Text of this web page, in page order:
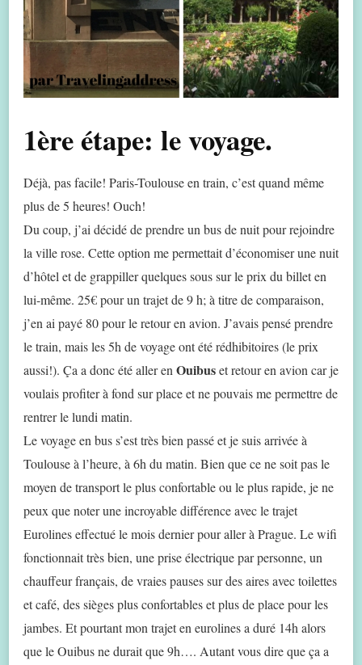
1ère étape: le voyage.
Déjà, pas facile! Paris-Toulouse en train, c’est quand même
plus de 5 heures! Ouch!
Du coup, j’ai décidé de prendre un bus de nuit pour rejoindre
la ville rose. Cette option me permettait d’économiser une nuit
d’hôtel et de grappiller quelques sous sur le prix du billet en
lui-même. 25€ pour un trajet de 9 h; à titre de comparaison,
j’en ai payé 80 pour le retour en avion. J’avais pensé prendre
le train, mais les 5h de voyage ont été rédhibitoires (le prix
aussi!). Ça a donc été aller en Ouibuset retour en avion car je
voulais profiter à fond sur place et ne pouvais me permettre de
rentrer le lundi matin.
Le voyage en bus s’est très bien passé et je suis arrivée à
Toulouse à l’heure, à 6h du matin. Bien que ce ne soit pas le
moyen de transport le plus confortable ou le plus rapide, je ne
peux que noter une incroyable différence avec le trajet
Eurolines effectué le mois dernier pour aller à Prague. Le wifi
fonctionnait très bien, une prise électrique par personne, un
chauffeur français, de vraies pauses sur des aires avec toilettes
et café, des sièges plus confortables et plus de place pour les
jambes. Et pourtant mon trajet en eurolines a duré 14h alors
que le Ouibus ne durait que 9h…. Autant vous dire que ça a